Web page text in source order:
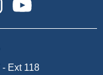
- Ext 118